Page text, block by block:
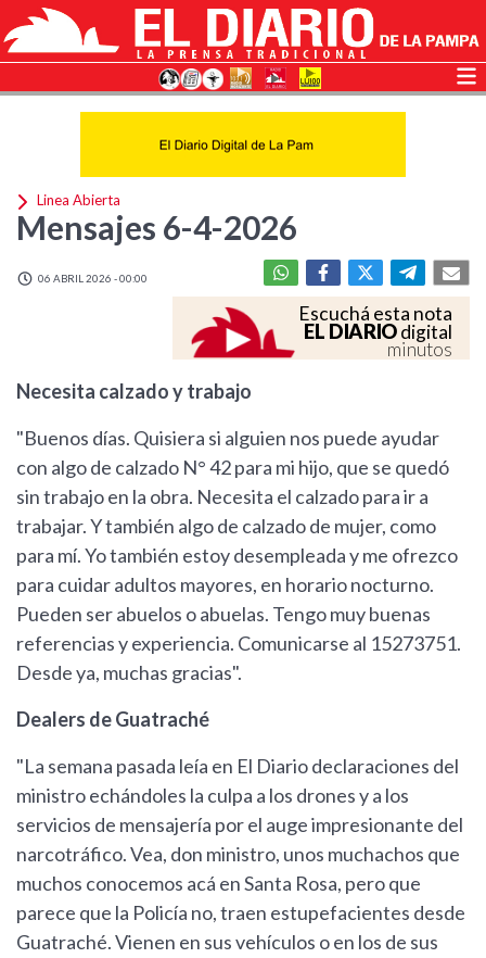
Linea Abierta
Mensajes 6-4-2026
06 ABRIL 2026 - 00:00
Escuchá esta nota
EL DIARIOdigital
minutos
Necesita calzado y trabajo
"Buenos días. Quisiera si alguien nos puede ayudar
con algo de calzado N° 42 para mi hijo, que se quedó
sin trabajo en la obra. Necesita el calzado para ir a
trabajar. Y también algo de calzado de mujer, como
para mí. Yo también estoy desempleada y me ofrezco
para cuidar adultos mayores, en horario nocturno.
Pueden ser abuelos o abuelas. Tengo muy buenas
referencias y experiencia. Comunicarse al 15273751.
Desde ya, muchas gracias".
Dealers de Guatraché
"La semana pasada leía en El Diario declaraciones del
ministro echándoles la culpa a los drones y a los
servicios de mensajería por el auge impresionante del
narcotráfico. Vea, don ministro, unos muchachos que
muchos conocemos acá en Santa Rosa, pero que
parece que la Policía no, traen estupefacientes desde
Guatraché. Vienen en sus vehículos o en los de sus